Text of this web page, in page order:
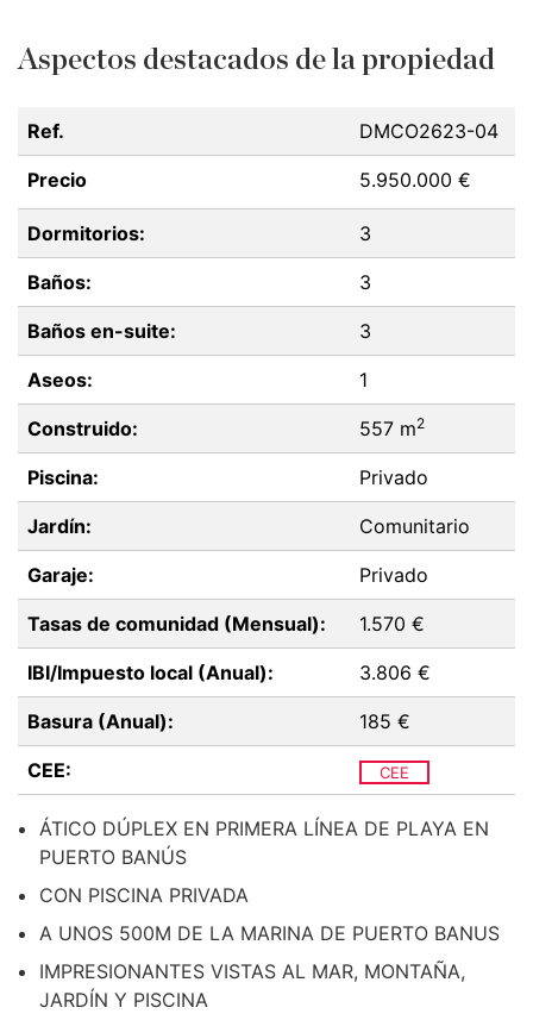
Aspectos destacados de la propiedad
Ref. DMCO2623-04
Precio 5.950.000 €
Dormitorios: 3
Baños: 3
Baños en-suite: 3
Aseos: 1
Construido: 557 m2
Piscina: Privado
Jardín: Comunitario
Garaje: Privado
Tasas de comunidad (Mensual): 1.570 €
IBI/Impuesto local (Anual): 3.806 €
Basura (Anual): 185 €
CEE: CEE
ÁTICO DÚPLEX EN PRIMERA LÍNEA DE PLAYA EN
PUERTO BANÚS
CON PISCINA PRIVADA
A UNOS 500M DE LA MARINA DE PUERTO BANUS
IMPRESIONANTES VISTAS AL MAR, MONTAÑA,
JARDÍN Y PISCINA